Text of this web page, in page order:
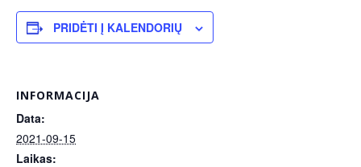
PRIDĖTI Į KALENDORIŲ
INFORMACIJA
Data:
2021-09-15
Laikas: